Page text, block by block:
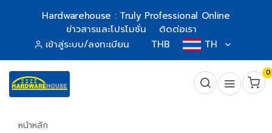
Hardwarehouse : Truly Professional Online
ข่าวสารและโปรโมชั่น
ติดต่อเรา
เข้าสู่ระบบ/ลงทะเบียน
THB TH
0
หน้าหลัก